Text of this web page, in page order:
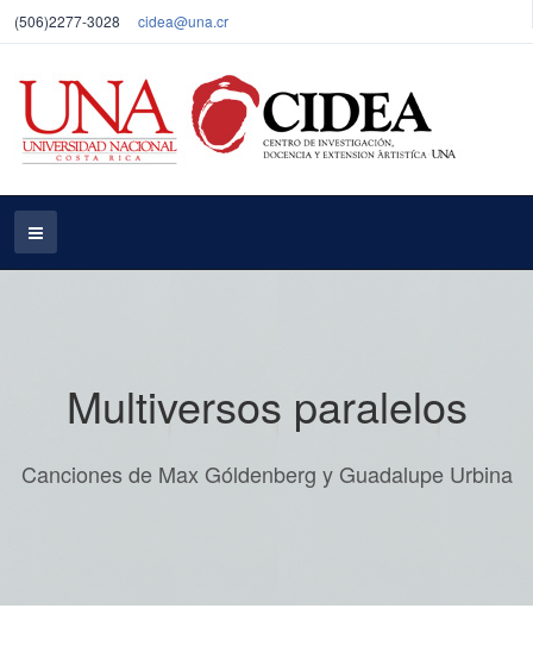
(506)2277-3028 cidea@una.cr
Multiversos paralelos
Canciones de Max Góldenberg y Guadalupe Urbina